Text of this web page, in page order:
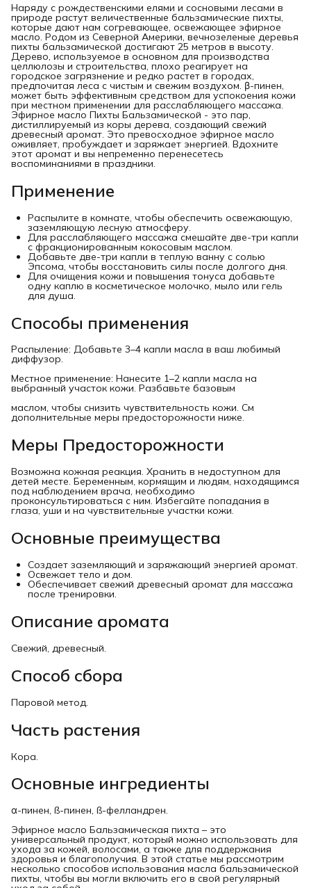
Наряду с рождественскими елями и сосновыми лесами в
природе растут величественные бальзамические пихты,
которые дают нам согревающее, освежающее эфирное
масло. Родом из Северной Америки, вечнозеленые деревья
пихты бальзамической достигают 25 метров в высоту.
Дерево, используемое в основном для производства
целлюлозы и строительства, плохо реагирует на
городское загрязнение и редко растет в городах,
предпочитая леса с чистым и свежим воздухом. β-пинен,
может быть эффективным средством для успокоения кожи
при местном применении для расслабляющего массажа.
Эфирное масло Пихты Бальзамической - это пар,
дистиллируемый из коры дерева, создающий свежий
древесный аромат. Это превосходное эфирное масло
оживляет, пробуждает и заряжает энергией. Вдохните
этот аромат и вы непременно перенесетесь
воспоминаниями в праздники.
Применение
Распылите в комнате, чтобы обеспечить освежающую,
заземляющую лесную атмосферу.
Для расслабляющего массажа смешайте две-три капли
с фракционированным кокосовым маслом.
Добавьте две-три капли в теплую ванну с солью
Эпсома, чтобы восстановить силы после долгого дня.
Для очищения кожи и повышения тонуса добавьте
одну каплю в косметическое молочко, мыло или гель
для душа.
Способы применения
Распыление: Добавьте 3–4 капли масла в ваш любимый
диффузор.
Местное применение: Нанесите 1–2 капли масла на
выбранный участок кожи. Разбавьте базовым
маслом, чтобы снизить чувствительность кожи. См
дополнительные меры предосторожности ниже.
Меры Предосторожности
Возможна кожная реакция. Хранить в недоступном для
детей месте. Беременным, кормящим и людям, находящимся
под наблюдением врача, необходимо
проконсультироваться с ним. Избегайте попадания в
глаза, уши и на чувствительные участки кожи.
Основные преимущества
Создает заземляющий и заряжающий энергией аромат.
Освежает тело и дом.
Обеспечивает свежий древесный аромат для массажа
после тренировки.
Описание аромата
Свежий, древесный.
Способ сбора
Паровой метод.
Часть растения
Кора.
Основные ингредиенты
α-пинен, ß-пинен, ß-фелландрен.
Эфирное масло Бальзамическая пихта – это
универсальный продукт, который можно использовать для
ухода за кожей, волосами, а также для поддержания
здоровья и благополучия. В этой статье мы рассмотрим
несколько способов использования масла бальзамической
пихты, чтобы вы могли включить его в свой регулярный